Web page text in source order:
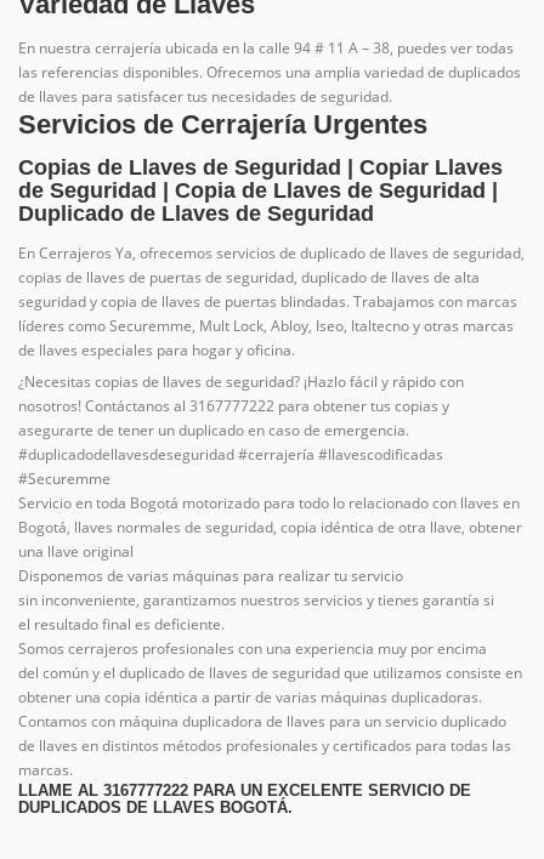
En nuestra cerrajería ubicada en la calle 94 # 11 A – 38, puedes ver todas
las referencias disponibles. Ofrecemos una amplia variedad de duplicados
de llaves para satisfacer tus necesidades de seguridad.
Servicios de Cerrajería Urgentes
Copias de Llaves de Seguridad | Copiar Llaves
de Seguridad | Copia de Llaves de Seguridad |
Duplicado de Llaves de Seguridad
En Cerrajeros Ya, ofrecemos servicios de duplicado de llaves de seguridad,
copias de llaves de puertas de seguridad, duplicado de llaves de alta
seguridad y copia de llaves de puertas blindadas. Trabajamos con marcas
líderes como Securemme, Mult Lock, Abloy, Iseo, Italtecno y otras marcas
de llaves especiales para hogar y oficina.
¿Necesitas copias de llaves de seguridad? ¡Hazlo fácil y rápido con
nosotros! Contáctanos al 3167777222 para obtener tus copias y
asegurarte de tener un duplicado en caso de emergencia.
#duplicadodellavesdeseguridad #cerrajería #llavescodificadas
#Securemme
Servicio en toda Bogotá motorizado para todo lo relacionado con llaves en
Bogotá, llaves normales de seguridad, copia idéntica de otra llave, obtener
una llave original
Disponemos de varias máquinas para realizar tu servicio
sin inconveniente, garantizamos nuestros servicios y tienes garantía si
el resultado final es deficiente.
Somos cerrajeros profesionales con una experiencia muy por encima
del común y el duplicado de llaves de seguridad que utilizamos consiste en
obtener una copia idéntica a partir de varias máquinas duplicadoras.
Contamos con máquina duplicadora de llaves para unservicio duplicado
de llaves endistintos métodos profesionales y certificados para todas las
marcas.
LLAME AL 3167777222 PARA UN EXCELENTE SERVICIO DE
DUPLICADOS DE LLAVES BOGOTÁ.